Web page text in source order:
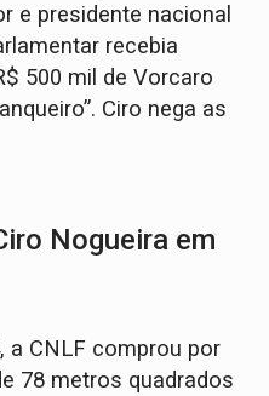
e presidente nacional
recebia
500 mil de Vorcaro
Ciro nega as
Nogueira em
a CNLF comprou por
78 metros quadrados